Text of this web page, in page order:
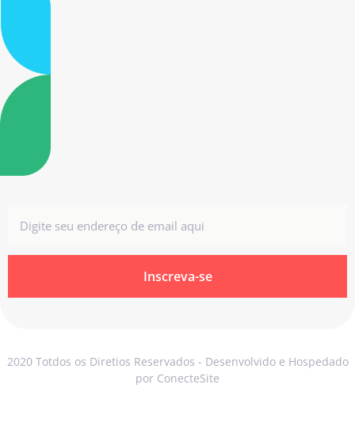
Inscreva-se
2020 Totdos os Diretios Reservados - Desenvolvido e Hospedado
por ConecteSite